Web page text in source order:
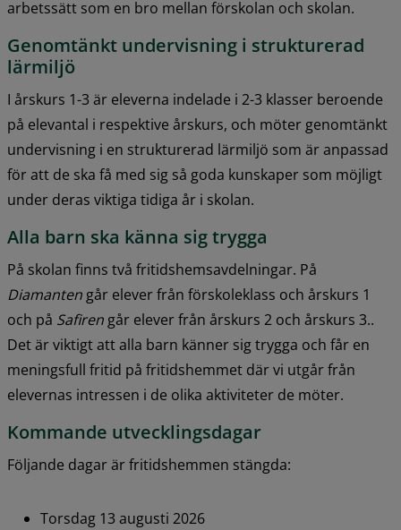
arbetssätt som en bro mellan förskolan och skolan.
Genomtänkt undervisning i strukturerad
lärmiljö
I årskurs 1-3 är eleverna indelade i 2-3 klasser beroende
på elevantal i respektive årskurs, och möter genomtänkt
undervisning i en strukturerad lärmiljö som är anpassad
för att de ska få med sig så goda kunskaper som möjligt
under deras viktiga tidiga år i skolan.
Alla barn ska känna sig trygga
På skolan finns två fritidshemsavdelningar. På
Diamanten går elever från förskoleklass och årskurs 1
och på Safiren går elever från årskurs 2 och årskurs 3..
Det är viktigt att alla barn känner sig trygga och får en
meningsfull fritid på fritidshemmet där vi utgår från
elevernas intressen i de olika aktiviteter de möter.
Kommande utvecklingsdagar
Följande dagar är fritidshemmen stängda:
Torsdag 13 augusti 2026